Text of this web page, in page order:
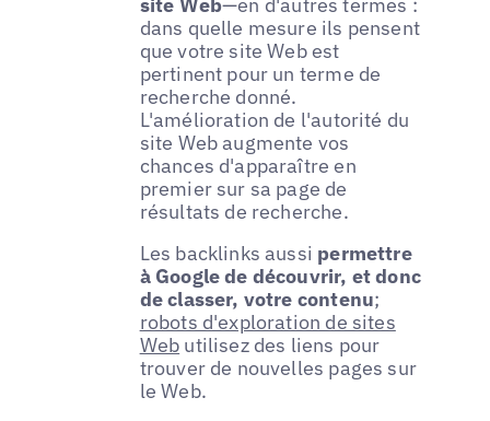
dans quelle mesure ils pensent
que votre site Web est
pertinent pour un terme de
recherche donné.
L'amélioration de l'autorité du
site Web augmente vos
chances d'apparaître en
premier sur sa page de
résultats de recherche.
Les backlinks aussi permettre
à Google de découvrir, et donc
de classer, votre contenu;
robots d'exploration de sites
Web utilisez des liens pour
trouver de nouvelles pages sur
le Web.